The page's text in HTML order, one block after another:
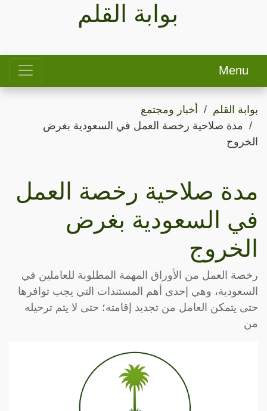
بوابة القلم
Menu
بوابة القلم
أخبار ومجتمع
مدة صلاحية رخصة العمل في السعودية بغرض
الخروج
مدة صلاحية رخصة العمل
في السعودية بغرض
الخروج
رخصة العمل من الأوراق المهمة المطلوبة للعاملين في
السعودية، وهي إحدى أهم المستندات التي يجب توافرها
حتى يتمكن العامل من تجديد إقامته؛ حتى لا يتم ترحيله
من